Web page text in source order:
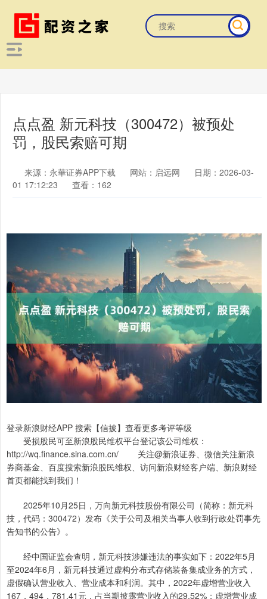
点点盈 新元科技（300472）被预处
罚，股民索赔可期
来源：永華证券APP下载 网站：启远网
日期：2026-03-
01 17:12:23
查看：162
登录新浪财经APP 搜索【信披】查看更多考评等级
受损股民可至新浪股民维权平台登记该公司维权：
http://wq.finance.sina.com.cn/ 关注@新浪证券、微信关注新浪
券商基金、百度搜索新浪股民维权、访问新浪财经客户端、新浪财经
首页都能找到我们！
2025年10月25日，万向新元科技股份有限公司（简称：新元科
技，代码：300472）发布《关于公司及相关当事人收到行政处罚事先
告知书的公告》。
经中国证监会查明，新元科技涉嫌违法的事实如下：2022年5月
至2024年6月，新元科技通过虚构分布式存储装备集成业务的方式，
虚假确认营业收入、营业成本和利润。其中，2022年虚增营业收入
167，494，781.41元，占当期披露营业收入的29.52%；虚增营业成